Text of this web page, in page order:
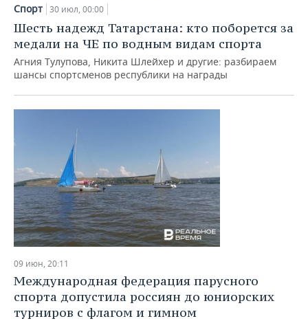
НЕФТЕХИМИЯ
НЕФТЬ
ОПК
ЭНЕРГЕТИКА
РОЗНИЧНАЯ ТОРГОВЛЯ
ТРАНСПОРТ
НОВОСТИ ТЕХНОЛОГИЙ
IT
МЕРОПРИЯТИЯ
НОВОСТИ МЕРОПРИЯТИЙ
ONLINE-КОНФЕРЕНЦИИ
ОТКРЫТАЯ ЛЕКЦИЯ
СПОРТ
БАСКЕТБОЛ
ВОЛЕЙБОЛ
КИБЕРСПОРТ
ФИГУРНОЕ КАТАНИЕ
ВОДНЫЕ ВИДЫ СПОРТА
ИНФРАСТРУКТУРА
ИСТОРИЯ
КУЛЬТУРА
МЕДИЦИНА
ОБРАЗОВАНИЕ
СПРАВОЧНИК
СПИСОК ПЕРСОН
СПИСОК КОМПАНИЙ
ПОЛНАЯ ВЕРСИЯ
Спорт 30 июл, 00:00
Шесть надежд Татарстана: кто поборется за
медали на ЧЕ по водным видам спорта
Агния Тулупова, Никита Шлейхер и другие: разбираем
шансы спортсменов республики на награды
09 июн, 20:11
Международная федерация парусного
спорта допустила россиян до юниорских
турниров с флагом и гимном